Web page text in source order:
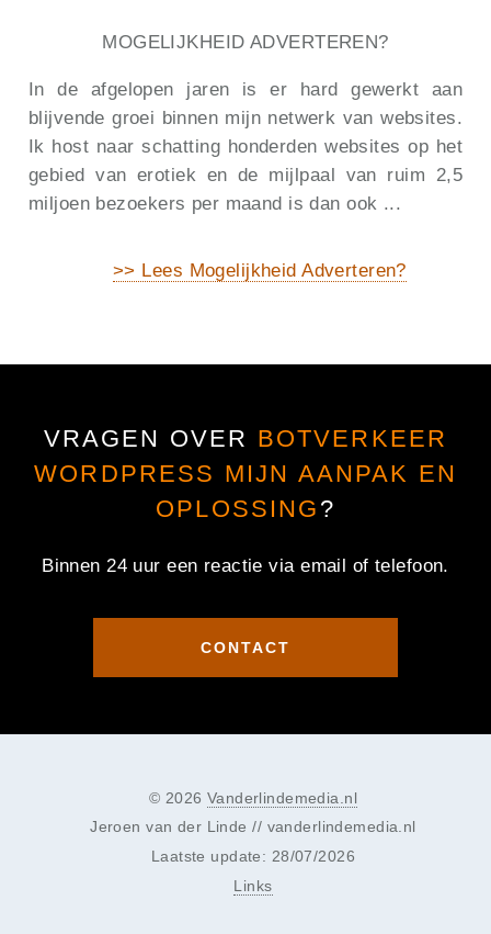
MOGELIJKHEID ADVERTEREN?
In de afgelopen jaren is er hard gewerkt aan
blijvende groei binnen mijn netwerk van websites.
Ik host naar schatting honderden websites op het
gebied van erotiek en de mijlpaal van ruim 2,5
miljoen bezoekers per maand is dan ook ...
>> Lees Mogelijkheid Adverteren?
VRAGEN OVER BOTVERKEER
WORDPRESS MIJN AANPAK EN
OPLOSSING ?
Binnen 24 uur een reactie via email of telefoon.
CONTACT
© 2026 Vanderlindemedia.nl
Jeroen van der Linde // vanderlindemedia.nl
Laatste update: 28/07/2026
Links